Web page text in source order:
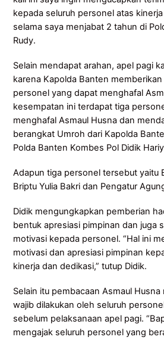
kepada seluruh personel atas
selama saya menjabat 2 tahun di
Rudy.
Selain mendapat arahan, apel pagi
karena Kapolda Banten
personel yang dapat menghafal
kesempatan ini terdapat tiga
menghafal Asmaul Husna dan
berangkat Umroh dari Kapolda
Polda Banten Kombes Pol Didik
Adapun tiga personel tersebut yaitu
Briptu Yulia Bakri dan Pengatur
Didik mengungkapkan pemberian
bentuk apresiasi pimpinan dan juga
motivasi kepada personel. “Hal ini
motivasi dan apresiasi pimpinan
kinerja dan dedikasi,” tutup Didik.
Selain itu pembacaan Asmaul
wajib dilakukan oleh seluruh
sebelum pelaksanaan apel pagi.
mengajak seluruh personel yang